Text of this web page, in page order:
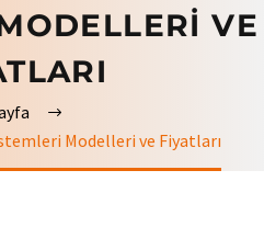
VE
Modelleri ve Fiyatları